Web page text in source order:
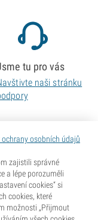
ochrany osobních údajů
zajistili správné
a lépe porozuměli
cookies“ si
cookies, které
možnosti „Přijmout
tu pro vás
naši stránku